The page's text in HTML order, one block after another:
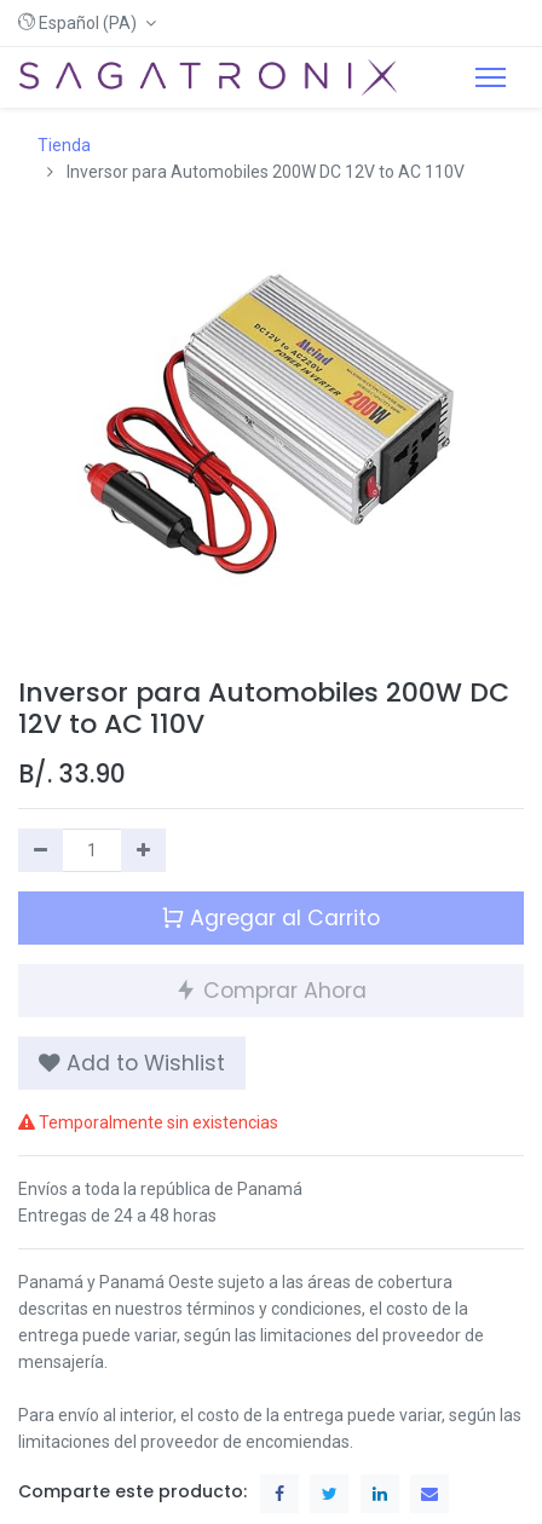
Español (PA)
Tienda
Inversor para Automobiles 200W DC 12V to AC 110V
Inversor para Automobiles 200W DC
12V to AC 110V
B/. 33.90
Agregar al Carrito
Comprar Ahora
Add to Wishlist
Temporalmente sin existencias
Envíos a toda la república de Panamá
Entregas de 24 a 48 horas
Panamá y Panamá Oeste sujeto a las áreas de cobertura
descritas en nuestros términos y condiciones, el costo de la
entrega puede variar, según las limitaciones del proveedor de
mensajería.
Para envío al interior, el costo de la entrega puede variar, según las
limitaciones del proveedor de encomiendas.
Comparte este producto: